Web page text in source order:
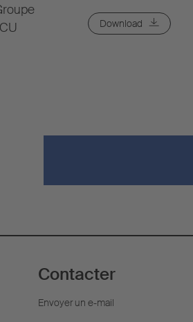
Download
Contacter
Envoyer un e-mail